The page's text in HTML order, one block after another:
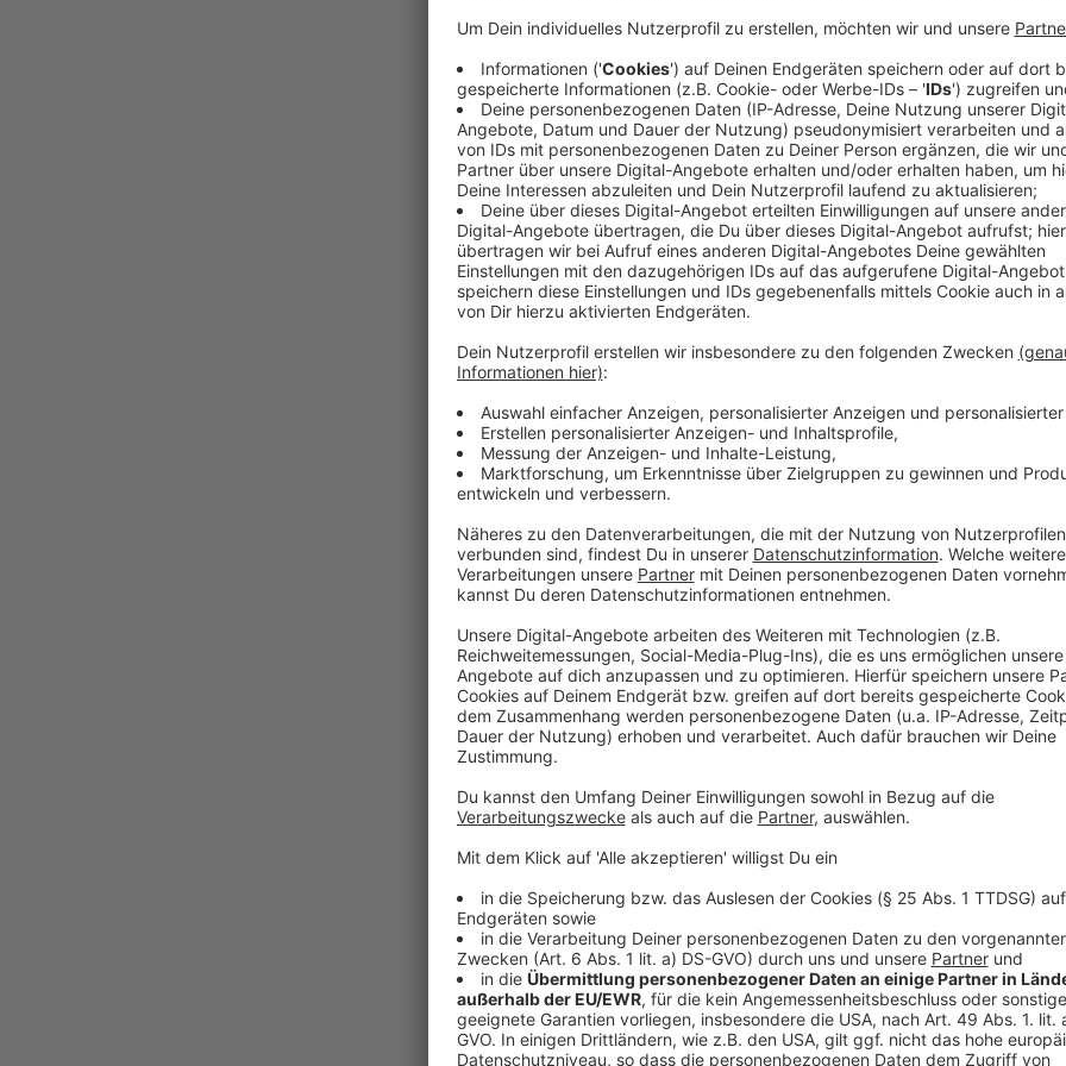
Ein Kronkorken wiegt im Schnitt 2,2 Gramm und ist
nämlich zu einem großen Teil aus Weißblech und
aufwiegen. Und genau das ist der Plan von Klara
bereits beimMüllwandern Münster. Einmal pro
Ehrenamtlichen und befreit Münster von Müll:
Es fühlt sich einfach gut an, dass man auch mit
hat ein paar Schritte getan, man hat ein paar
und das gibt mir einfach ein gutes Gefühl.
Neues Ziel: Kronkorken zu Geld machen
Anzeige
Beim Müllwandern findet Klara natürlich auch immer
Sommer liegen sie z.B. in Parks, am Kanal oder am
Gutes machen: Sie schmeißt Kronkorken nicht
Gelände der Firma Remondis steht jetzt auch ein
der voll ist, werden sie gegen Geld aufgewogen.
Münster unterstützen. Wegen des geringen
Kronkorken, damit auch ordentlich Geld für den
ihr ins Spiel. Ob in der Schule, im Verein oder der
Anzeige
Klara im Interview mit Nachmittagsmoderator
Kuhlmann
Anzeige